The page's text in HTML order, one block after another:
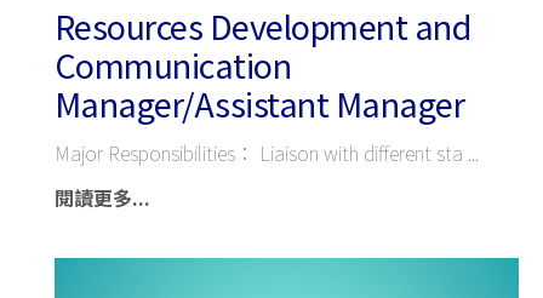
Resources Development and
Communication
Manager/Assistant Manager
Major Responsibilities： Liaison with different sta
閱讀更多...